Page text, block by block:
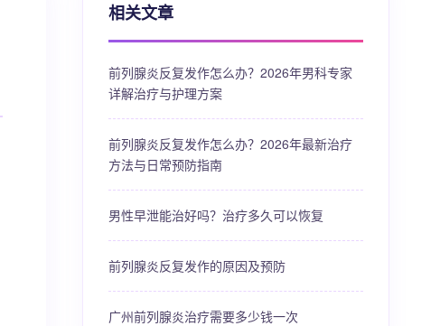
相关文章
前列腺炎反复发作怎么办？2026年男科专家
详解治疗与护理方案
前列腺炎反复发作怎么办？2026年最新治疗
方法与日常预防指南
男性早泄能治好吗？治疗多久可以恢复
前列腺炎反复发作的原因及预防
广州前列腺炎治疗需要多少钱一次